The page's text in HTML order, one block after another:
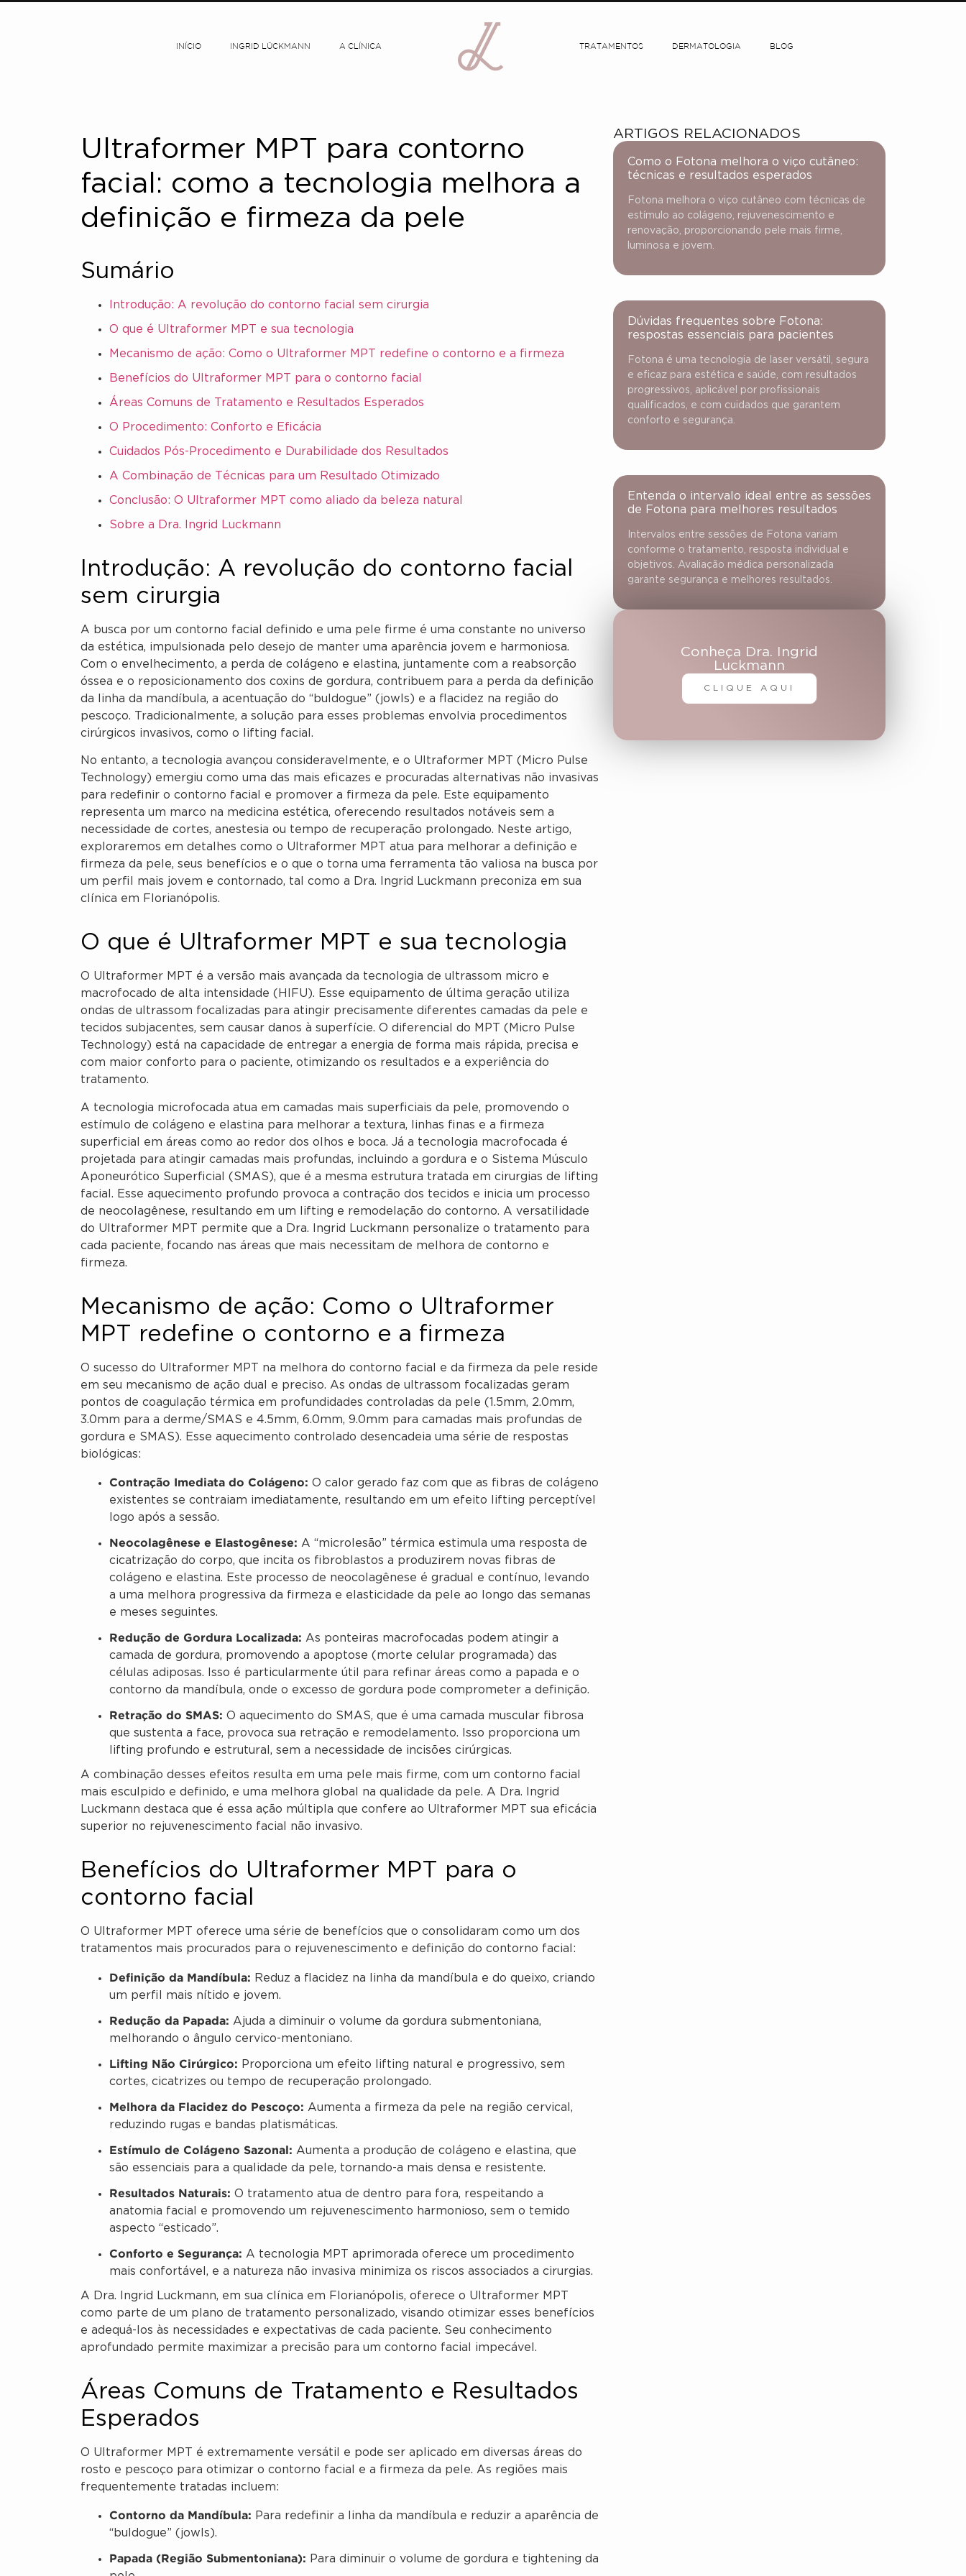
INÍCIO INGRID LÜCKMANN A CLÍNICA TRATAMENTOS DERMATOLOGIA BLOG
Ultraformer MPT para contorno
facial: como a tecnologia melhora a
definição e firmeza da pele
Sumário
Introdução: A revolução do contorno facial sem cirurgia
O que é Ultraformer MPT e sua tecnologia
Mecanismo de ação: Como o Ultraformer MPT redefine o contorno e a firmeza
Benefícios do Ultraformer MPT para o contorno facial
Áreas Comuns de Tratamento e Resultados Esperados
O Procedimento: Conforto e Eficácia
Cuidados Pós-Procedimento e Durabilidade dos Resultados
A Combinação de Técnicas para um Resultado Otimizado
Conclusão: O Ultraformer MPT como aliado da beleza natural
Sobre a Dra. Ingrid Luckmann
Introdução: A revolução do contorno facial
sem cirurgia
A busca por um contorno facial definido e uma pele firme é uma constante no universo
da estética, impulsionada pelo desejo de manter uma aparência jovem e harmoniosa.
Com o envelhecimento, a perda de colágeno e elastina, juntamente com a reabsorção
óssea e o reposicionamento dos coxins de gordura, contribuem para a perda da definição
da linha da mandíbula, a acentuação do “buldogue” (jowls) e a flacidez na região do
pescoço. Tradicionalmente, a solução para esses problemas envolvia procedimentos
cirúrgicos invasivos, como o lifting facial.
No entanto, a tecnologia avançou consideravelmente, e o Ultraformer MPT (Micro Pulse
Technology) emergiu como uma das mais eficazes e procuradas alternativas não invasivas
para redefinir o contorno facial e promover a firmeza da pele. Este equipamento
representa um marco na medicina estética, oferecendo resultados notáveis sem a
necessidade de cortes, anestesia ou tempo de recuperação prolongado. Neste artigo,
exploraremos em detalhes como o Ultraformer MPT atua para melhorar a definição e
firmeza da pele, seus benefícios e o que o torna uma ferramenta tão valiosa na busca por
um perfil mais jovem e contornado, tal como a Dra. Ingrid Luckmann preconiza em sua
clínica em Florianópolis.
O que é Ultraformer MPT e sua tecnologia
O Ultraformer MPT é a versão mais avançada da tecnologia de ultrassom micro e
macrofocado de alta intensidade (HIFU). Esse equipamento de última geração utiliza
ondas de ultrassom focalizadas para atingir precisamente diferentes camadas da pele e
tecidos subjacentes, sem causar danos à superfície. O diferencial do MPT (Micro Pulse
Technology) está na capacidade de entregar a energia de forma mais rápida, precisa e
com maior conforto para o paciente, otimizando os resultados e a experiência do
tratamento.
A tecnologia microfocada atua em camadas mais superficiais da pele, promovendo o
estímulo de colágeno e elastina para melhorar a textura, linhas finas e a firmeza
superficial em áreas como ao redor dos olhos e boca. Já a tecnologia macrofocada é
projetada para atingir camadas mais profundas, incluindo a gordura e o Sistema Músculo
Aponeurótico Superficial (SMAS), que é a mesma estrutura tratada em cirurgias de lifting
facial. Esse aquecimento profundo provoca a contração dos tecidos e inicia um processo
de neocolagênese, resultando em um lifting e remodelação do contorno. A versatilidade
do Ultraformer MPT permite que a Dra. Ingrid Luckmann personalize o tratamento para
cada paciente, focando nas áreas que mais necessitam de melhora de contorno e
firmeza.
Mecanismo de ação: Como o Ultraformer
MPT redefine o contorno e a firmeza
O sucesso do Ultraformer MPT na melhora do contorno facial e da firmeza da pele reside
em seu mecanismo de ação dual e preciso. As ondas de ultrassom focalizadas geram
pontos de coagulação térmica em profundidades controladas da pele (1.5mm, 2.0mm,
3.0mm para a derme/SMAS e 4.5mm, 6.0mm, 9.0mm para camadas mais profundas de
gordura e SMAS). Esse aquecimento controlado desencadeia uma série de respostas
biológicas:
Contração Imediata do Colágeno: O calor gerado faz com que as fibras de colágeno
existentes se contraiam imediatamente, resultando em um efeito lifting perceptível
logo após a sessão.
Neocolagênese e Elastogênese: A “microlesão” térmica estimula uma resposta de
cicatrização do corpo, que incita os fibroblastos a produzirem novas fibras de
colágeno e elastina. Este processo de neocolagênese é gradual e contínuo, levando
a uma melhora progressiva da firmeza e elasticidade da pele ao longo das semanas
e meses seguintes.
Redução de Gordura Localizada: As ponteiras macrofocadas podem atingir a
camada de gordura, promovendo a apoptose (morte celular programada) das
células adiposas. Isso é particularmente útil para refinar áreas como a papada e o
contorno da mandíbula, onde o excesso de gordura pode comprometer a definição.
Retração do SMAS: O aquecimento do SMAS, que é uma camada muscular fibrosa
que sustenta a face, provoca sua retração e remodelamento. Isso proporciona um
lifting profundo e estrutural, sem a necessidade de incisões cirúrgicas.
A combinação desses efeitos resulta em uma pele mais firme, com um contorno facial
mais esculpido e definido, e uma melhora global na qualidade da pele. A Dra. Ingrid
Luckmann destaca que é essa ação múltipla que confere ao Ultraformer MPT sua eficácia
superior no rejuvenescimento facial não invasivo.
Benefícios do Ultraformer MPT para o
contorno facial
O Ultraformer MPT oferece uma série de benefícios que o consolidaram como um dos
tratamentos mais procurados para o rejuvenescimento e definição do contorno facial:
Definição da Mandíbula: Reduz a flacidez na linha da mandíbula e do queixo, criando
um perfil mais nítido e jovem.
Redução da Papada: Ajuda a diminuir o volume da gordura submentoniana,
melhorando o ângulo cervico-mentoniano.
Lifting Não Cirúrgico: Proporciona um efeito lifting natural e progressivo, sem
cortes, cicatrizes ou tempo de recuperação prolongado.
Melhora da Flacidez do Pescoço: Aumenta a firmeza da pele na região cervical,
reduzindo rugas e bandas platismáticas.
Estímulo de Colágeno Sazonal: Aumenta a produção de colágeno e elastina, que
são essenciais para a qualidade da pele, tornando-a mais densa e resistente.
Resultados Naturais: O tratamento atua de dentro para fora, respeitando a
anatomia facial e promovendo um rejuvenescimento harmonioso, sem o temido
aspecto “esticado”.
Conforto e Segurança: A tecnologia MPT aprimorada oferece um procedimento
mais confortável, e a natureza não invasiva minimiza os riscos associados a cirurgias.
A Dra. Ingrid Luckmann, em sua clínica em Florianópolis, oferece o Ultraformer MPT
como parte de um plano de tratamento personalizado, visando otimizar esses benefícios
e adequá-los às necessidades e expectativas de cada paciente. Seu conhecimento
aprofundado permite maximizar a precisão para um contorno facial impecável.
Áreas Comuns de Tratamento e Resultados
Esperados
O Ultraformer MPT é extremamente versátil e pode ser aplicado em diversas áreas do
rosto e pescoço para otimizar o contorno facial e a firmeza da pele. As regiões mais
frequentemente tratadas incluem:
Contorno da Mandíbula: Para redefinir a linha da mandíbula e reduzir a aparência de
“buldogue” (jowls).
Papada (Região Submentoniana): Para diminuir o volume de gordura e tightening da
ARTIGOS RELACIONADOS
Como o Fotona melhora o viço cutâneo:
técnicas e resultados esperados
Fotona melhora o viço cutâneo com técnicas de
estímulo ao colágeno, rejuvenescimento e
renovação, proporcionando pele mais firme,
luminosa e jovem.
Dúvidas frequentes sobre Fotona:
respostas essenciais para pacientes
Fotona é uma tecnologia de laser versátil, segura
e eficaz para estética e saúde, com resultados
progressivos, aplicável por profissionais
qualificados, e com cuidados que garantem
conforto e segurança.
Entenda o intervalo ideal entre as sessões
de Fotona para melhores resultados
Intervalos entre sessões de Fotona variam
conforme o tratamento, resposta individual e
objetivos. Avaliação médica personalizada
garante segurança e melhores resultados.
Conheça Dra. Ingrid
Luckmann
CLIQUE AQUI